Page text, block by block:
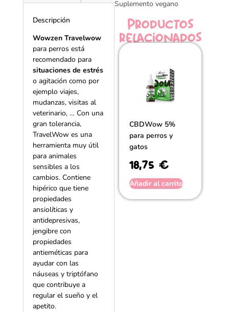
Descripción
Wowzen Travelwow
para perros está
recomendado para
situaciones de estrés
o agitación como por
ejemplo viajes,
mudanzas, visitas al
veterinario, … Con una
gran tolerancia,
TravelWow es una
herramienta muy útil
para animales
sensibles a los
cambios. Contiene
hipérico que tiene
propiedades
ansiolíticas y
antidepresivas,
jengibre con
propiedades
antieméticas para
ayudar con las
náuseas y triptófano
que contribuye a
regular el sueño y el
apetito.
Suplemento vegano
Productos
relacionados
CBDWow 5%
para perros y
gatos
18,75 €
Añadir al carrito